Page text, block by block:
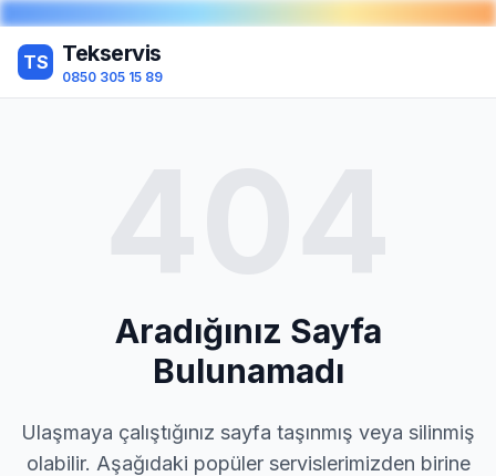
TS Tekservis
0850 305 15 89
Aradığınız Sayfa
Bulunamadı
Ulaşmaya çalıştığınız sayfa taşınmış veya silinmiş
olabilir. Aşağıdaki popüler servislerimizden birine